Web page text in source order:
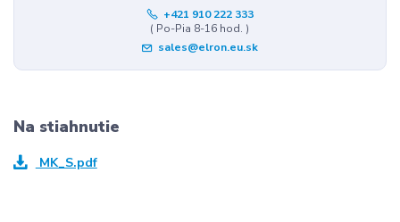
+421 910 222 333
( Po-Pia 8-16 hod. )
sales@elron.eu.sk
Na stiahnutie
MK_S.pdf